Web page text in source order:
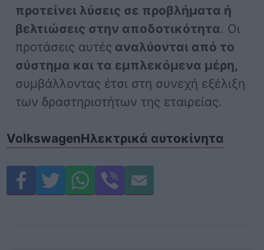
προτείνει λύσεις σε προβλήματα ή
βελτιώσεις στην αποδοτικότητα. Οι
προτάσεις αυτές αναλύονται από το
σύστημα και τα εμπλεκόμενα μέρη,
συμβάλλοντας έτσι στη συνεχή εξέλιξη
των δραστηριοτήτων της εταιρείας.
VolkswagenΗλεκτρικά αυτοκίνητα